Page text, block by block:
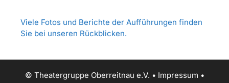
Viele Fotos und Berichte der Aufführungen finden
Sie bei unseren Rückblicken.
© Theatergruppe Oberreitnau e.V. • Impressum •